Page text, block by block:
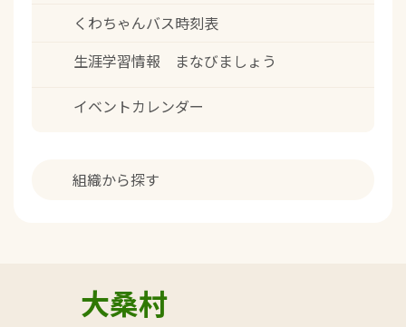
くわちゃんバス時刻表
生涯学習情報 まなびましょう
イベントカレンダー
組織から探す
大桑村